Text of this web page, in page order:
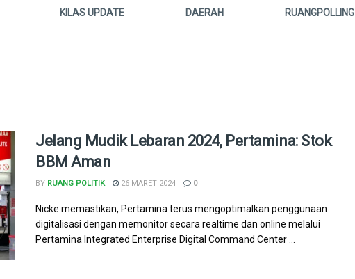
KILAS UPDATE DAERAH RUANGPOLLING
Jelang Mudik Lebaran 2024, Pertamina: Stok
BBM Aman
BY RUANG POLITIK 26 MARET 2024 0
Nicke memastikan, Pertamina terus mengoptimalkan penggunaan
digitalisasi dengan memonitor secara realtime dan online melalui
Pertamina Integrated Enterprise Digital Command Center ...